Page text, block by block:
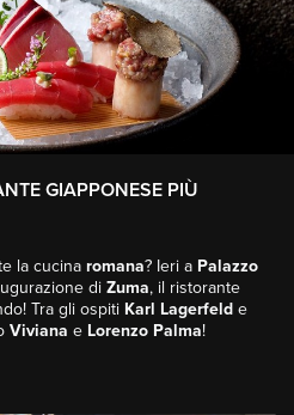
GIAPPONESE PIÙ
la cucina romana? Ieri a Palazzo
di Zuma, il ristorante
Tra gli ospiti Karl Lagerfeld e
Viviana e Lorenzo Palma!